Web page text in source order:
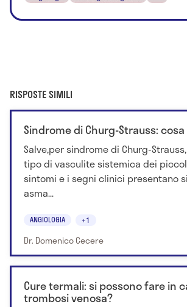
RISPOSTE SIMILI
Sindrome di Churg-Strauss:
Salve,per sindrome di Churg-
tipo di vasculite sistemica dei
sintomi e i segni clinici presentano
asma...
ANGIOLOGIA +1
Dr. Domenico Cecere
Cure termali: si possono fare in
trombosi venosa?